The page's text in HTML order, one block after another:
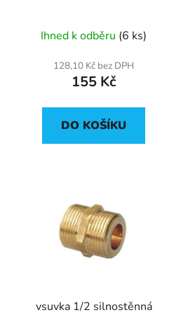
Ihned k odběru (6 ks)
128,10 Kč bez DPH
155 Kč
DO KOŠÍKU
vsuvka 1/2 silnostěnná